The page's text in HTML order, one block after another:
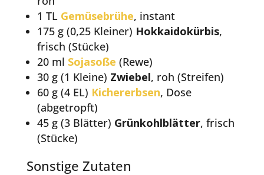
1 TL Gemüsebrühe, instant
175 g (0,25 Kleiner) Hokkaidokürbis,
frisch (Stücke)
20 ml Sojasoße (Rewe)
30 g (1 Kleine) Zwiebel, roh (Streifen)
60 g (4 EL) Kichererbsen, Dose
(abgetropft)
45 g (3 Blätter) Grünkohlblätter, frisch
(Stücke)
Sonstige Zutaten